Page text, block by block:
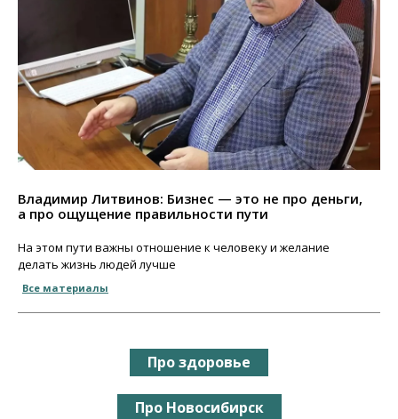
Владимир Литвинов: Бизнес — это не про деньги,
а про ощущение правильности пути
На этом пути важны отношение к человеку и желание
делать жизнь людей лучше
Все материалы
Про здоровье
Про Новосибирск